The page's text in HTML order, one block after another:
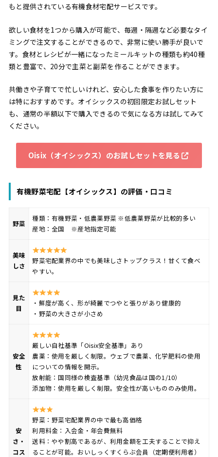
もと提供されている有機食材宅配サービスです。
欲しい食材を1つから購入が可能で、毎週・隔週など必要なタイ
ミングで注文することができるので、非常に使い勝手が良いで
す。食材とレシピが一緒になったミールキットの種類も約40種
類と豊富で、20分で主菜と副菜を作ることができます。
共働きや子育てで忙しいけれど、安心した食事を作りたい方に
は特におすすめです。オイシックスの初回限定お試しセット
も、通常の半額以下で購入できるので気になる方は試してみて
ください。
Oisix（オイシックス）のお試しセットを見る
有機野菜宅配【オイシックス】の評価・口コミ
野菜
種類：有機野菜・低農薬野菜 ※低農薬野菜が比較的多い
産地：全国 ※産地指定可能
美味
しさ
野菜宅配業界の中でも美味しさトップクラス！甘くて食べ
やすい。
見た
目
・鮮度が高く、形が綺麗でつやと張りがあり健康的
・野菜の大きさが小さめ
安全
性
厳しい自社基準「Oisix安全基準」あり
農薬：使用を厳しく制限。ウェブで農薬、化学肥料の使用
についての情報を開示。
放射能：国同様の検査基準（幼児食品は国の1/10）
添加物：使用を厳しく制限。安全性が高いもののみ使用。
安
さ・
コス
野菜：野菜宅配業界の中で最も高価格
利用料金：入会金・年会費無料
送料：やや割高であるが、利用金額を工夫することで抑え
ることが可能。おいしっくすくらぶ会員（定期便利用者）